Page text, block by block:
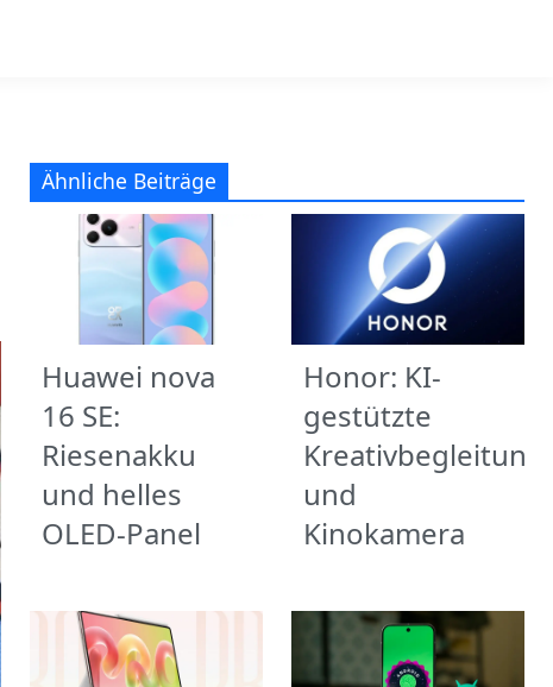
Ähnliche Beiträge
Huawei nova
16 SE:
Riesenakku
und helles
OLED-Panel
Honor: KI-
gestützte
Kreativbegleitung
und
Kinokamera